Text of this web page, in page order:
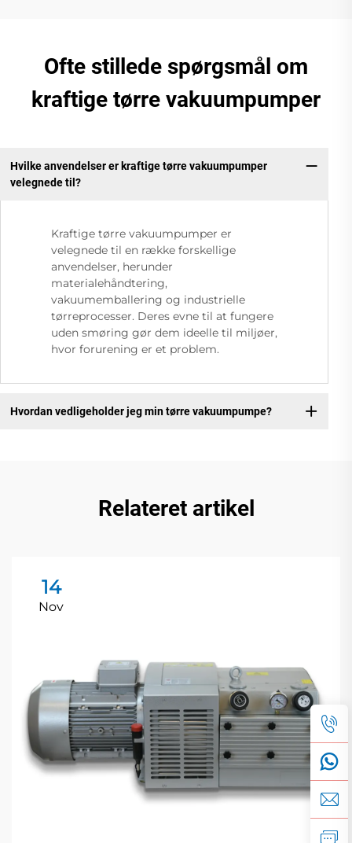
Ofte stillede spørgsmål om
kraftige tørre vakuumpumper
Hvilke anvendelser er kraftige tørre vakuumpumper
velegnede til?
Kraftige tørre vakuumpumper er
velegnede til en række forskellige
anvendelser, herunder
materialehåndtering,
vakuumemballering og industrielle
tørreprocesser. Deres evne til at fungere
uden smøring gør dem ideelle til miljøer,
hvor forurening er et problem.
Hvordan vedligeholder jeg min tørre vakuumpumpe?
Relateret artikel
14
Nov